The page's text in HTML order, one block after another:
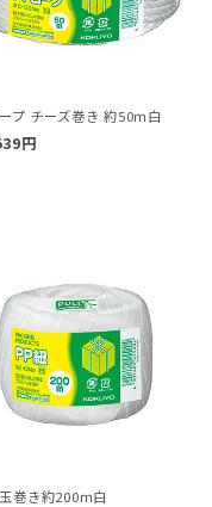
プ チーズ巻き 約50ｍ白
円
巻き約200ｍ白